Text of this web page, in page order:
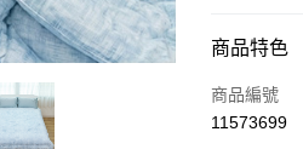
付款方式
信用卡一次
商品特色
商品編號
11573699